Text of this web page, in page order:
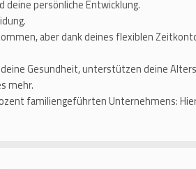
persönliche Entwicklung.
aber dank deines flexiblen
Gesundheit, unterstützen deine
mehr.
familiengeführten Unternehmens: